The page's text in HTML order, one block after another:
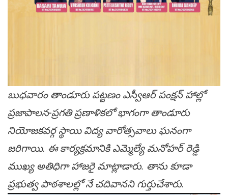
బుధవారం తాండూరు పట్టణం ఎస్వీఆర్ పంక్షన్ హాల్లో
ప్రజాపాలన-ప్రగతి ప్రణాళికలో భాగంగా తాండూరు
నియోజకవర్గ స్థాయి విద్య వారోత్సవాలు ఘనంగా
జరిగాయి. ఈ కార్యక్రమానికి ఎమ్మెల్యే మనోహర్ రెడ్డి
ముఖ్య అతిధిగా హాజరై మాట్లాడారు. తాను కూడా
ప్రభుత్వ పాఠశాలల్లో నే చదివానని గుర్తుచేశారు.